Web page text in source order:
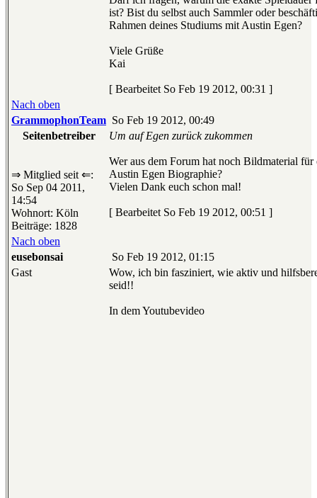
ist? Bist du selbst auch Sammler oder
Rahmen deines Studiums mit Austin Egen?
Viele Grüße
Kai
[ Bearbeitet So Feb 19 2012, 00:31 ]
Nach oben
GrammophonTeam So Feb 19 2012, 00:49
Seitenbetreiber
⇒ Mitglied seit ⇐:
So Sep 04 2011,
14:54
Wohnort: Köln
Beiträge: 1828
Um auf Egen zurück zukommen
Wer aus dem Forum hat noch Bildmaterial für
Austin Egen Biographie?
Vielen Dank euch schon mal!
[ Bearbeitet So Feb 19 2012, 00:51 ]
Nach oben
eusebonsai
So Feb 19 2012, 01:15
Gast
Wow, ich bin fasziniert, wie aktiv und
seid!!
In dem Youtubevideo